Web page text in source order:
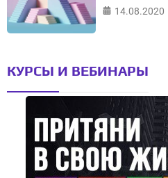
14.08.2020
КУРСЫ И ВЕБИНАРЫ